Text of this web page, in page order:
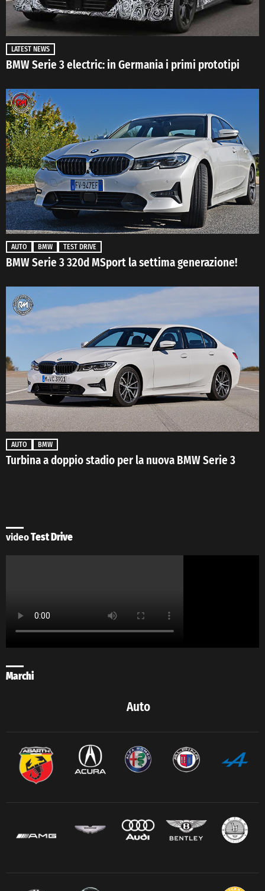
LATEST NEWS
BMW Serie 3 electric: in Germania i primi prototipi
AUTO BMW TEST DRIVE
BMW Serie 3 320d MSport la settima generazione!
AUTO BMW
Turbina a doppio stadio per la nuova BMW Serie 3
videoTest Drive
Marchi
Auto